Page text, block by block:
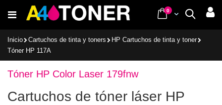
al
Buscar
Cart
0items
Inicio Cartuchos de tinta y toners
HP Cartuchos de tinta y toner
Tóner HP 117A
Tóner HP Color Laser 179fnw
Cartuchos de tóner láser HP